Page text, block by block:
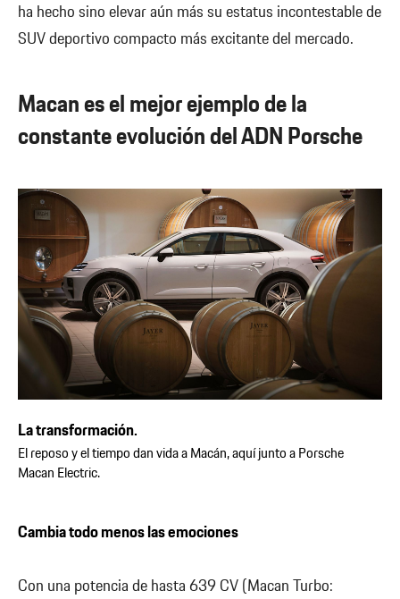
ha hecho sino elevar aún más su estatus incontestable de
SUV deportivo compacto más excitante del mercado.
Macan es el mejor ejemplo de la
constante evolución del ADN Porsche
La transformación.
El reposo y el tiempo dan vida a Macán, aquí junto a Porsche
Macan Electric.
Cambia todo menos las emociones
Con una potencia de hasta 639 CV (Macan Turbo: